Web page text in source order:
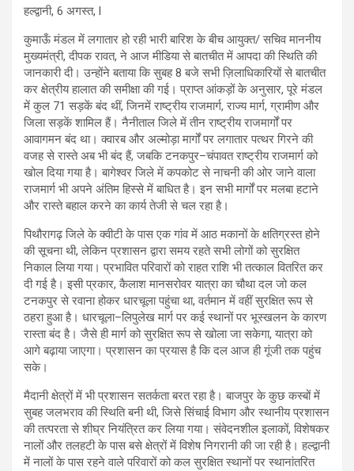
हल्द्वानी, 6 अगस्त, l
कुमाऊँ मंडल में लगातार हो रही भारी बारिश के बीच आयुक्त/ सचिव माननीय
मुख्यमंत्री, दीपक रावत, ने आज मीडिया से बातचीत में आपदा की स्थिति की
जानकारी दी। उन्होंने बताया कि सुबह 8 बजे सभी ज़िलाधिकारियों से बातचीत
कर क्षेत्रीय हालात की समीक्षा की गई। प्राप्त आंकड़ों के अनुसार, पूरे मंडल
में कुल 71 सड़कें बंद थीं, जिनमें राष्ट्रीय राजमार्ग, राज्य मार्ग, ग्रामीण और
जिला सड़कें शामिल हैं। नैनीताल जिले में तीन राष्ट्रीय राजमार्गों पर
आवागमन बंद था। क्वारब और अल्मोड़ा मार्गों पर लगातार पत्थर गिरने की
वजह से रास्ते अब भी बंद हैं, जबकि टनकपुर–चंपावत राष्ट्रीय राजमार्ग को
खोल दिया गया है। बागेश्वर जिले में कपकोट से नाचनी की ओर जाने वाला
राजमार्ग भी अपने अंतिम हिस्से में बाधित है। इन सभी मार्गों पर मलबा हटाने
और रास्ते बहाल करने का कार्य तेजी से चल रहा है।
पिथौरागढ़ जिले के क्वीटी के पास एक गांव में आठ मकानों के क्षतिग्रस्त होने
की सूचना थी, लेकिन प्रशासन द्वारा समय रहते सभी लोगों को सुरक्षित
निकाल लिया गया। प्रभावित परिवारों को राहत राशि भी तत्काल वितरित कर
दी गई है। इसी प्रकार, कैलाश मानसरोवर यात्रा का चौथा दल जो कल
टनकपुर से रवाना होकर धारचूला पहुंचा था, वर्तमान में वहीं सुरक्षित रूप से
ठहरा हुआ है। धारचूला–लिपुलेख मार्ग पर कई स्थानों पर भूस्खलन के कारण
रास्ता बंद है। जैसे ही मार्ग को सुरक्षित रूप से खोला जा सकेगा, यात्रा को
आगे बढ़ाया जाएगा। प्रशासन का प्रयास है कि दल आज ही गूंजी तक पहुंच
सके।
मैदानी क्षेत्रों में भी प्रशासन सतर्कता बरत रहा है। बाजपुर के कुछ कस्बों में
सुबह जलभराव की स्थिति बनी थी, जिसे सिंचाई विभाग और स्थानीय प्रशासन
की तत्परता से शीघ्र नियंत्रित कर लिया गया। संवेदनशील इलाकों, विशेषकर
नालों और तलहटी के पास बसे क्षेत्रों में विशेष निगरानी की जा रही है। हल्द्वानी
में नालों के पास रहने वाले परिवारों को कल सुरक्षित स्थानों पर स्थानांतरित